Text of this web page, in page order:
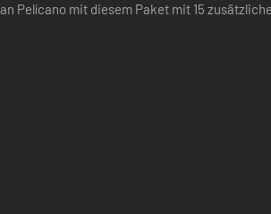
Pelícano mit diesem Paket mit 15